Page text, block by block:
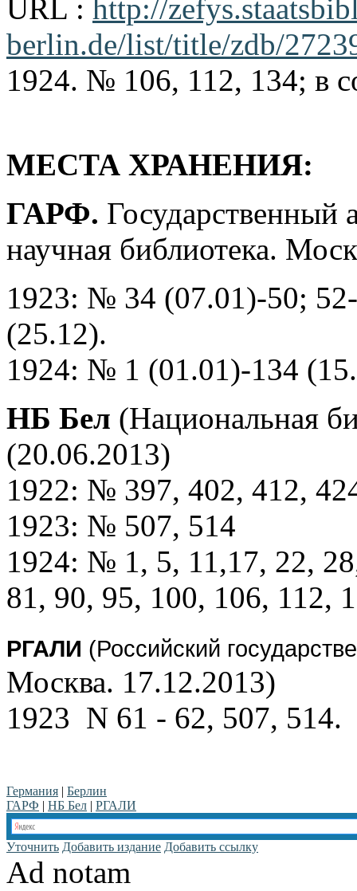
URL : http://
berlin.de/list/title/zdb/
1924. № 106, 112, 134; в
МЕСТА ХРАНЕНИЯ:
ГАРФ. Государственный
научная библиотека.
1923: № 34 (07.01)-50;
(25.12).
1924: № 1 (01.01)-134
НБ Бел (Национальная
(20.06.2013)
1922: № 397, 402, 412,
1923: № 507, 514
1924: № 1, 5, 11,17, 22,
81, 90, 95, 100, 106, 112,
РГАЛИ (Российский
Москва. 17.12.2013)
1923 N 61 - 62, 507, 514.
Германия | Берлин
ГАРФ | НБ Бел | РГАЛИ
Уточнить Добавить издание Добавить ссылку
Ad notam